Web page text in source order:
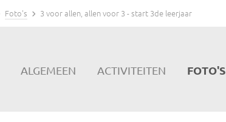
Foto's 3 voor allen, allen voor 3 - start 3de leerjaar
ALGEMEEN ACTIVITEITEN FOTO'S